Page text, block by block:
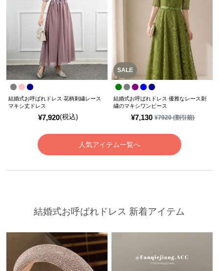
¥7,920(税込)
結婚式お呼ばれドレス 花柄刺繍レース
マキシ丈ドレス
SALE
¥7,130 ¥7920(割引前)
結婚式お呼ばれドレス 優雅なレース刺
繍のマキシワンピース
人気アイテム一覧へ
結婚式お呼ばれドレス 新着アイテム